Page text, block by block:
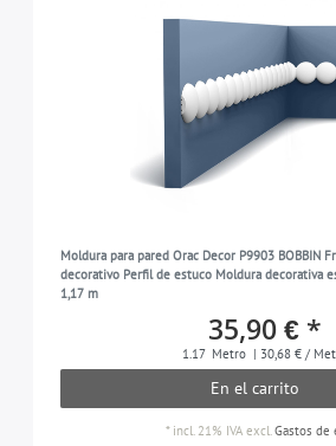
Moldura para pared Orac Decor P9903 BOBBIN
decorativo Perfil de estuco Moldura decorativa
1,17 m
35,90 € *
1.17 Metro | 30,68 € /
En el carrito
* incl. 21% IVA excl.Gastos de